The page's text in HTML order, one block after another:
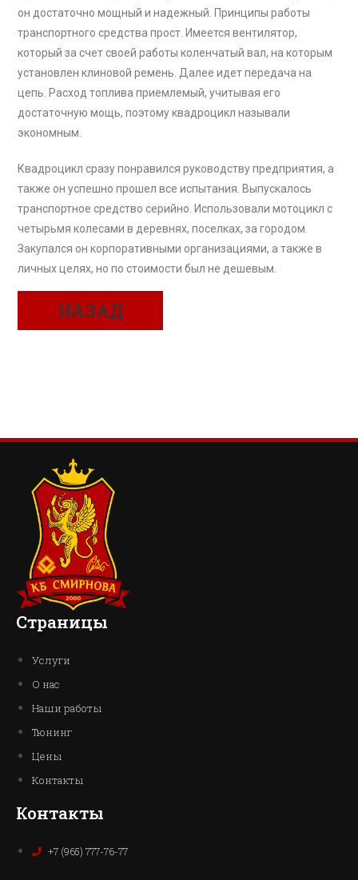
он достаточно мощный и надежный. Принципы работы
транспортного средства прост. Имеется вентилятор,
который за счет своей работы коленчатый вал, на которым
установлен клиновой ремень. Далее идет передача на
цепь. Расход топлива приемлемый, учитывая его
достаточную мощь, поэтому квадроцикл называли
экономным.
Квадроцикл сразу понравился руководству предприятия, а
также он успешно прошел все испытания. Выпускалось
транспортное средство серийно. Использовали мотоцикл с
четырьмя колесами в деревнях, поселках, за городом.
Закупался он корпоративными организациями, а также в
личных целях, но по стоимости был не дешевым.
НАЗАД
Страницы
Услуги
О нас
Наши работы
Тюнинг
Цены
Контакты
Контакты
+7 (965) 777-76-77